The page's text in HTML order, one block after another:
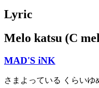
Lyric
Melo katsu (C
MAD'S iNK
さまよっている くらいゆ